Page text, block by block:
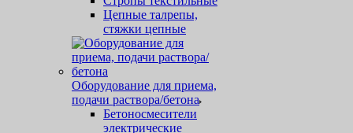
Цепные талрепы,
стяжки цепные
Оборудование для приема,
подачи раствора/бетона
Бетоносмесители
электрические